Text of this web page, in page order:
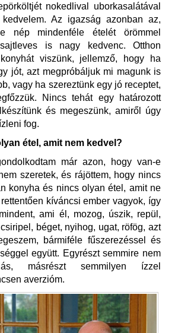
nokedlival uborkasalátával
Az igazság azonban az,
nép mindenféle ételét örömmel
is nagy kedvenc. Otthon
viszünk, jellemző, hogy ha
jót, azt megpróbáljuk mi magunk is
vagy ha szereztünk egy jó receptet,
Nincs tehát egy határozott
és megeszünk, amiről úgy
fog.
étel, amit nem kedvel?
már azon, hogy van-e
szeretek, és rájöttem, hogy nincs
konyha és nincs olyan étel, amit ne
kíváncsi ember vagyok, így
ami él, mozog, úszik, repül,
béget, nyihog, ugat, röfög, azt
bármiféle fűszerezéssel és
együtt. Egyrészt semmire nem
másrészt semmilyen ízzel
averzióm.